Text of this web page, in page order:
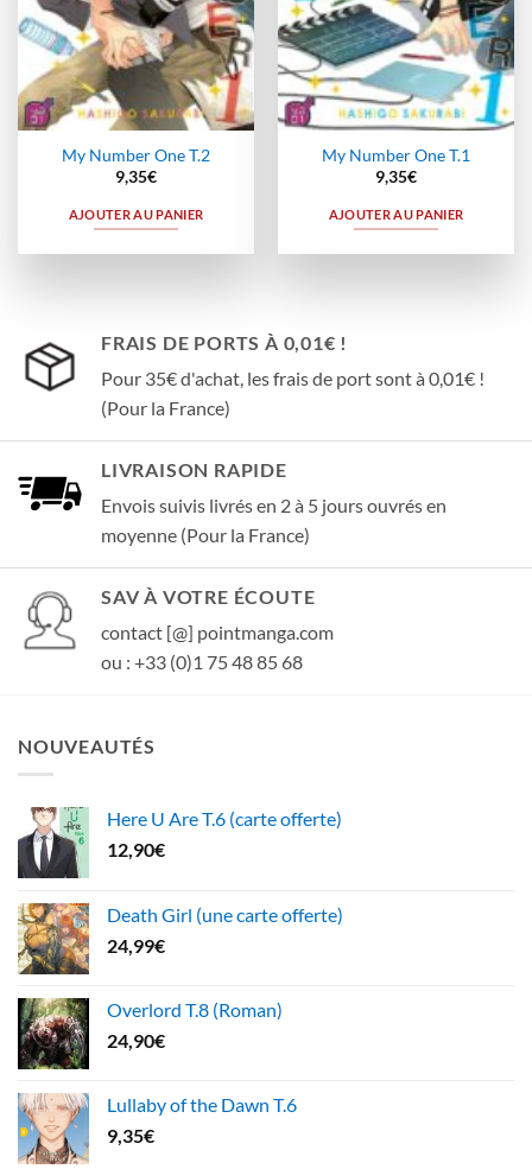
My Number One T.2
9,35€
AJOUTER AU PANIER
My Number One T.1
9,35€
AJOUTER AU PANIER
FRAIS DE PORTS À 0,01€ !
Pour 35€ d'achat, les frais de port sont à 0,01€ !
(Pour la France)
LIVRAISON RAPIDE
Envois suivis livrés en 2 à 5 jours ouvrés en
moyenne (Pour la France)
SAV À VOTRE ÉCOUTE
contact [@] pointmanga.com
ou : +33 (0)1 75 48 85 68
NOUVEAUTÉS
Here U Are T.6 (carte offerte)
12,90€
Death Girl (une carte offerte)
24,99€
Overlord T.8 (Roman)
24,90€
Lullaby of the Dawn T.6
9,35€